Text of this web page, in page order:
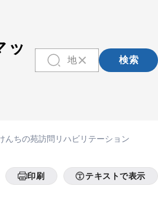
ッ
検索
んちの苑訪問リハビリテーション
印刷 テキストで表示